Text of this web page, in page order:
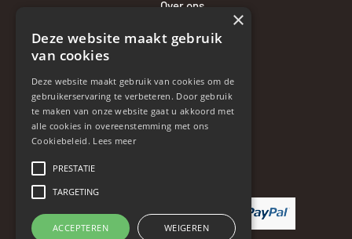
Over ons
Contact
Disclaimer
Algemene voorwaarden
Deze website maakt gebruik
van cookies
Deze website maakt gebruik van cookies om de
gebruikerservaring te verbeteren. Door gebruik
te maken van onze website gaat u akkoord met
alle cookies in overeenstemming met ons
Cookiebeleid. Lees meer
PRESTATIE
TARGETING
ACCEPTEREN WEIGEREN
×